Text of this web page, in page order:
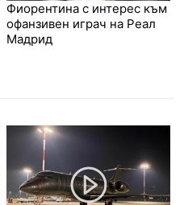
Фиорентина с интерес към
офанзивен играч на Реал
Мадрид